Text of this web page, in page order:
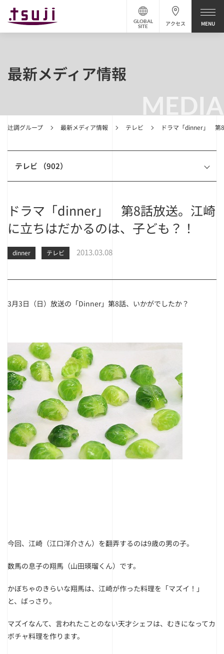
アクセス
GLOBAL
SITE
MEDIA
辻調グループ 最新メディア情報 テレビ ドラマ「dinner」 第
最新メディア情報
テレビ （902）
ドラマ「dinner」 第8話放送。江崎
に立ちはだかるのは、子ども？！
dinner テレビ 2013.03.08
3月3日（日）放送の「Dinner」第8話、いかがでしたか？
今回、江崎（江口洋介さん）を翻弄するのは9歳の男の子。
数馬の息子の翔馬（山田瑛瑠くん）です。
かぼちゃのきらいな翔馬は、江崎が作った料理を「マズイ！」
と、ばっさり。
マズイなんて、言われたことのない天才シェフは、むきになってカ
ボチャ料理を作ります。